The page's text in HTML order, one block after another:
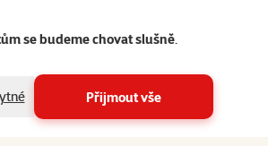
se budeme chovat slušně.
Přijmout vše
☀️Léto